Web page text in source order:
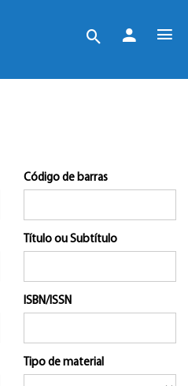
Código de barras
Título ou Subtítulo
ISBN/ISSN
Tipo de material